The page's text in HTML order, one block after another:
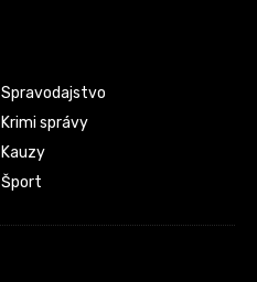
Spravodajstvo
Krimi správy
Kauzy
Šport